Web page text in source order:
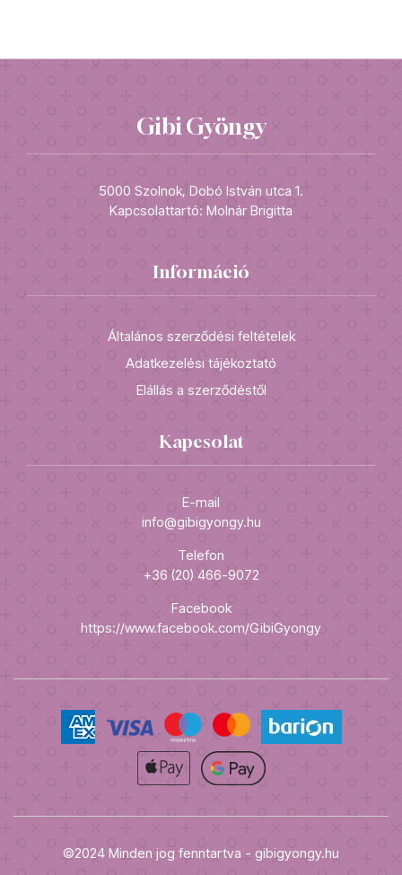
Gibi Gyöngy
5000 Szolnok, Dobó István utca 1.
Kapcsolattartó: Molnár Brigitta
Információ
Általános szerződési feltételek
Adatkezelési tájékoztató
Elállás a szerződéstől
Kapcsolat
E-mail
info@gibigyongy.hu
Telefon
+36 (20) 466-9072
Facebook
https://www.facebook.com/GibiGyongy
©2024 Minden jog fenntartva - gibigyongy.hu